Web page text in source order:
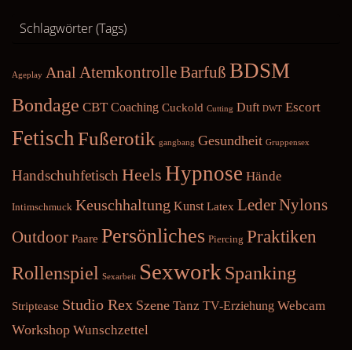
Schlagwörter (Tags)
Ageplay Anal AtemkontrolleBarfuß BDSM
Bondage CBT Coaching Cuckold Cutting Duft DWT Escort
Fetisch Fußerotik gangbang Gesundheit Gruppensex
Handschuhfetisch Heels Hypnose Hände
Intimschmuck Keuschhaltung Kunst Latex LederNylons
Outdoor Paare Persönliches Piercing Praktiken
Rollenspiel Sexarbeit Sexwork Spanking
Striptease Studio Rex Szene Tanz TV-Erziehung Webcam
Workshop Wunschzettel